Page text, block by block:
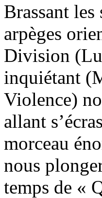
Brassant
arpèges
Division
inquiétant
Violence)
allant
morceau
nous
temps de «